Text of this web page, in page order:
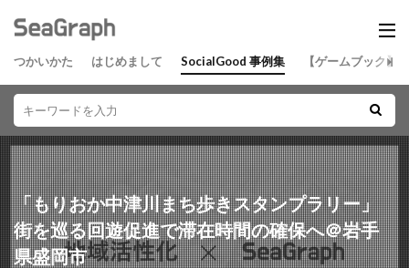
つかいかた はじめまして SocialGood 事例集 【ゲームブック】
「もりおか中津川まち歩きスタンプラリー」
街を巡る回遊促進で滞在時間の確保へ＠岩手
県盛岡市